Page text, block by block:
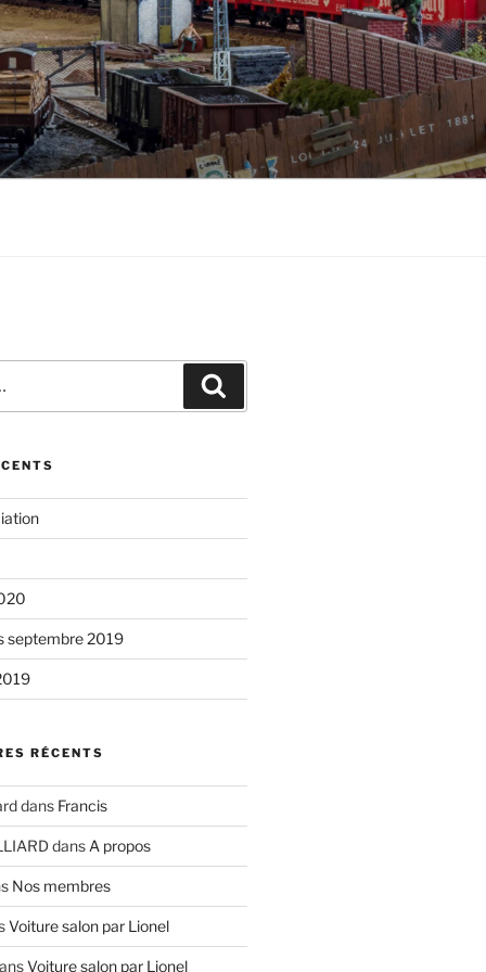
septembre 2019
RÉCENTS
dans Francis
dans A propos
Nos membres
Voiture salon par Lionel
Voiture salon par Lionel